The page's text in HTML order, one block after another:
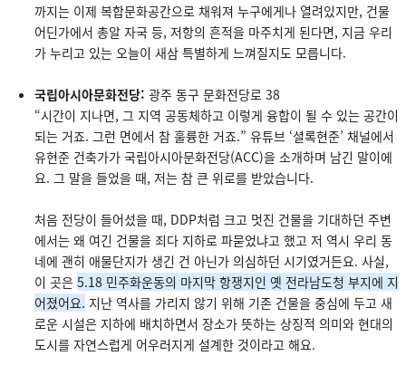
까지는 이제 복합문화공간으로 채워져 누구에게나 열려있지만, 건물
어딘가에서 총알 자국 등, 저항의 흔적을 마주치게 된다면, 지금 우리
가 누리고 있는 오늘이 새삼 특별하게 느껴질지도 모릅니다.
국립아시아문화전당: 광주 동구 문화전당로 38
“시간이 지나면, 그 지역 공동체하고 이렇게 융합이 될 수 있는 공간이
되는 거죠. 그런 면에서 참 훌륭한 거죠.” 유튜브 ‘셜록현준’ 채널에서
유현준 건축가가 국립아시아문화전당(ACC)을 소개하며 남긴 말이에
요. 그 말을 들었을 때, 저는 참 큰 위로를 받았습니다.
처음 전당이 들어섰을 때, DDP처럼 크고 멋진 건물을 기대하던 주변
에서는 왜 여긴 건물을 죄다 지하로 파묻었냐고 했고 저 역시 우리 동
네에 괜히 애물단지가 생긴 건 아닌가 의심하던 시기였거든요. 사실,
이 곳은 5.18 민주화운동의 마지막 항쟁지인 옛 전라남도청 부지에 지
어졌어요. 지난 역사를 가리지 않기 위해 기존 건물을 중심에 두고 새
로운 시설은 지하에 배치하면서 장소가 뜻하는 상징적 의미와 현대의
도시를 자연스럽게 어우러지게 설계한 것이라고 해요.